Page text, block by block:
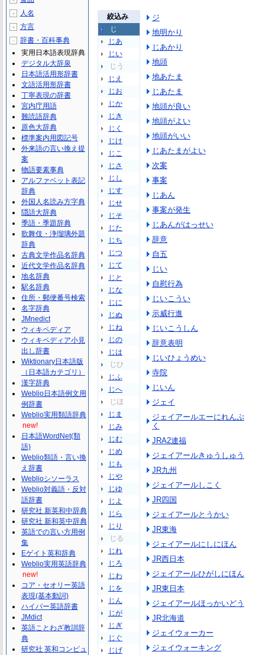
絞込み
じ
じあ
じい
じう
じえ
じお
じか
じき
じく
じけ
じこ
じさ
じし
じす
じせ
じそ
じた
じち
じつ
じて
じと
じな
じに
じぬ
じね
じの
じは
じひ
じふ
じへ
じほ
じま
じみ
じむ
じめ
じも
じや
じゆ
じよ
じら
じり
じる
じれ
じろ
じわ
じを
じん
じが
じぎ
じぐ
じげ
ジ
地明かり
じあかり
地頭
地あたま
じあたま
地頭が良い
地頭がよい
地頭がいい
じあたまがよい
次案
事案
じあん
事案が発生
じあんがはっせい
辞意
自五
じい
自慰行為
じいこうい
示威行進
じいこうしん
辞意表明
じいひょうめい
寺院
じいん
ジェイ
ジェイアールエーにれんぷ
く
JRA2連福
ジェイアールきゅうしゅう
JR九州
ジェイアールしこく
JR四国
ジェイアールとうかい
JR東海
ジェイアールにしにほん
JR西日本
ジェイアールひがしにほん
JR東日本
ジェイアールほっかいどう
JR北海道
ジェイウォーカー
ジェイウォーキング
＋ 人名
＋ 方言
－
辞書・百科事典
実用日本語表現辞典
デジタル大辞泉
日本語活用形辞書
文語活用形辞書
丁寧表現の辞書
宮内庁用語
難読語辞典
原色大辞典
標準案内用図記号
外来語の言い換え提
案
物語要素事典
アルファベット表記
辞典
外国人名読み方字典
隠語大辞典
季語・季題辞典
歌舞伎・浄瑠璃外題
辞典
古典文学作品名辞典
近代文学作品名辞典
地名辞典
駅名辞典
住所・郵便番号検索
名字辞典
JMnedict
ウィキペディア
ウィキペディア小見
出し辞書
Wiktionary日本語版
（日本語カテゴリ）
漢字辞典
Weblio日本語例文用
例辞書
Weblio実用類語辞典
new!
日本語WordNet(類
語)
Weblio類語・言い換
え辞書
Weblioシソーラス
Weblio対義語・反対
語辞書
研究社 新英和中辞典
研究社 新和英中辞典
英語での言い方用例
集
Eゲイト英和辞典
Weblio実用英語辞典
new!
コア・セオリー英語
表現(基本動詞)
ハイパー英語辞書
JMdict
英語ことわざ教訓辞
典
研究社 英和コンピュ